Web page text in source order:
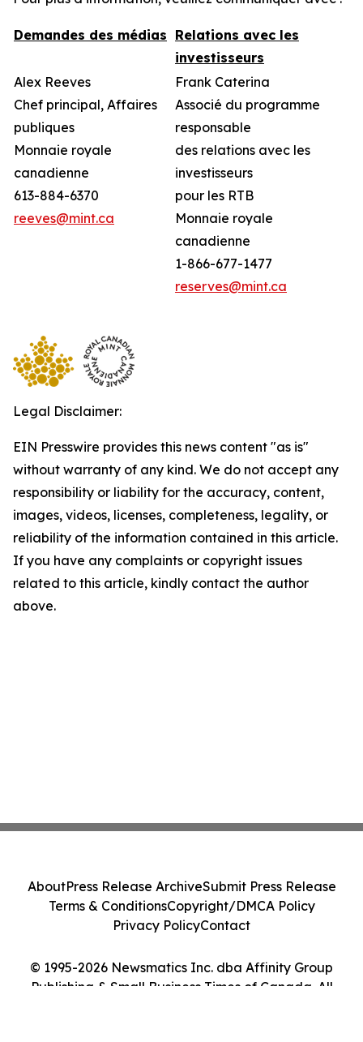
Demandes des médias Relations avec les
investisseurs
Alex Reeves
Chef principal, Affaires
publiques
Monnaie royale
canadienne
613-884-6370
reeves@mint.ca
Frank Caterina
Associé du programme
responsable
des relations avec les
investisseurs
pour les RTB
Monnaie royale
canadienne
1-866-677-1477
reserves@mint.ca
Legal Disclaimer:
EIN Presswire provides this news content "as is"
without warranty of any kind. We do not accept any
responsibility or liability for the accuracy, content,
images, videos, licenses, completeness, legality, or
reliability of the information contained in this article.
If you have any complaints or copyright issues
related to this article, kindly contact the author
above.
© 1995-2026 Newsmatics Inc. dba Affinity Group
Publishing & Small Business Times of Canada. All
AboutPress Release ArchiveSubmit Press Release
Terms & ConditionsCopyright/DMCA Policy
Privacy PolicyContact